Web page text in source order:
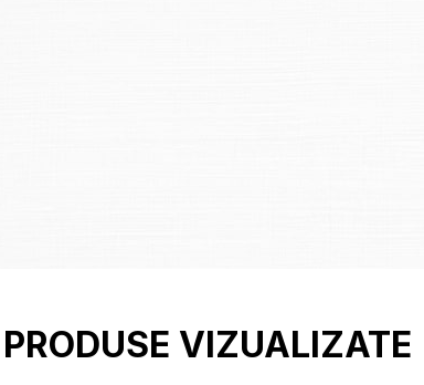
PRODUSE VIZUALIZATE